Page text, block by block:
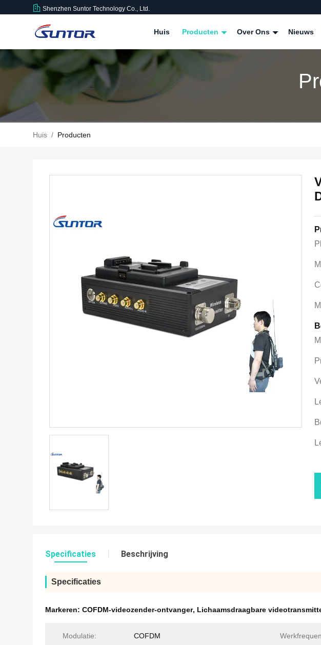
Shenzhen Suntor Technology Co., Ltd.
Huis Producten Over Ons Nieuws
Huis / Producten
Specificaties Beschrijving
Specificaties
Markeren: COFDM-videozender-ontvanger, Lichaamsdraagbare
Modulatie: COFDM